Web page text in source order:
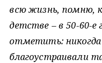
всю жизнь, помню,
детстве – в 50-60-
отметить: никогда
благоустраивали